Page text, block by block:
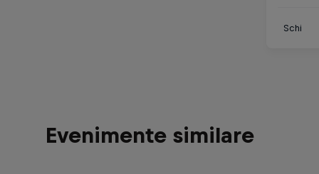
Schi
Evenimente similare